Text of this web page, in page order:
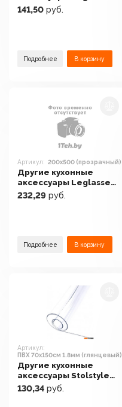
120x500 (прозрачный)
141,50 руб.
Подробнее В корзину
Артикул: 200x500 (прозрачный)
Другие кухонные
аксессуары Leglasse
200x500 (прозрачный)
232,29 руб.
Подробнее В корзину
Артикул:
ПВХ 70x150см 1.8мм (глянцевый)
Другие кухонные
аксессуары Stolstyle
ПВХ 70x150см 1.8мм
(глянцевый)
130,34 руб.